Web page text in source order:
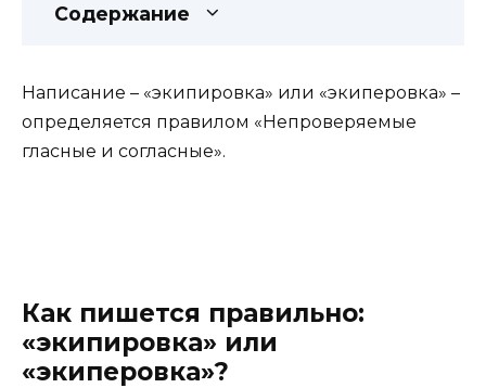
Содержание
Написание – «экипировка» или «экиперовка» –
определяется правилом «Непроверяемые
гласные и согласные».
Как пишется правильно:
«экипировка» или
«экиперовка»?